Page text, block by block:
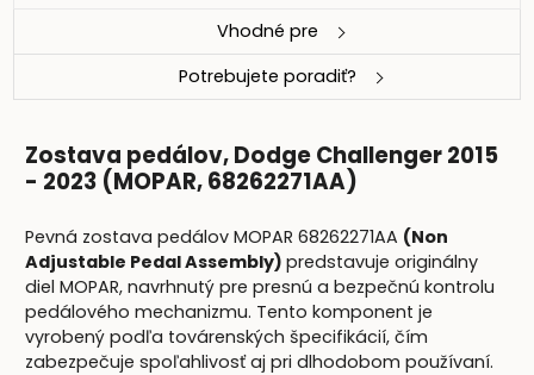
Vhodné pre
Potrebujete poradiť?
Zostava pedálov, Dodge Challenger 2015
- 2023 (MOPAR, 68262271AA)
Pevná zostava pedálov MOPAR 68262271AA (Non
Adjustable Pedal Assembly)predstavuje originálny
diel MOPAR, navrhnutý pre presnú a bezpečnú kontrolu
pedálového mechanizmu. Tento komponent je
vyrobený podľa továrenských špecifikácií, čím
zabezpečuje spoľahlivosť aj pri dlhodobom používaní.